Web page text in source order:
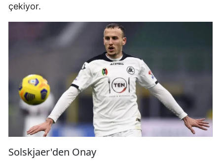
çekiyor.
Solskjaer'den Onay